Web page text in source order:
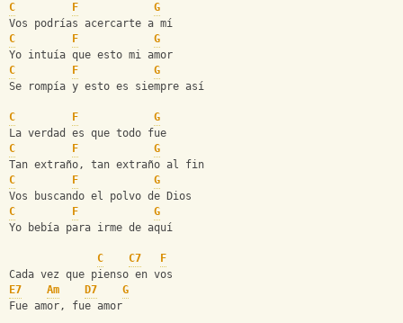
C
F
G
Vos podrías acercarte a mí
C
F
G
Yo intuía que esto mi amor
C
F
G
Se rompía y esto es siempre así
C F
G
La verdad es que todo fue
C
F
G
Tan extraño, tan extraño al fin
C
F
G
Vos buscando el polvo de Dios
C
F
G
Yo bebía para irme de aquí
C C7
F
Cada vez que pienso en vos
E7
Am D7
G
Fue amor, fue amor